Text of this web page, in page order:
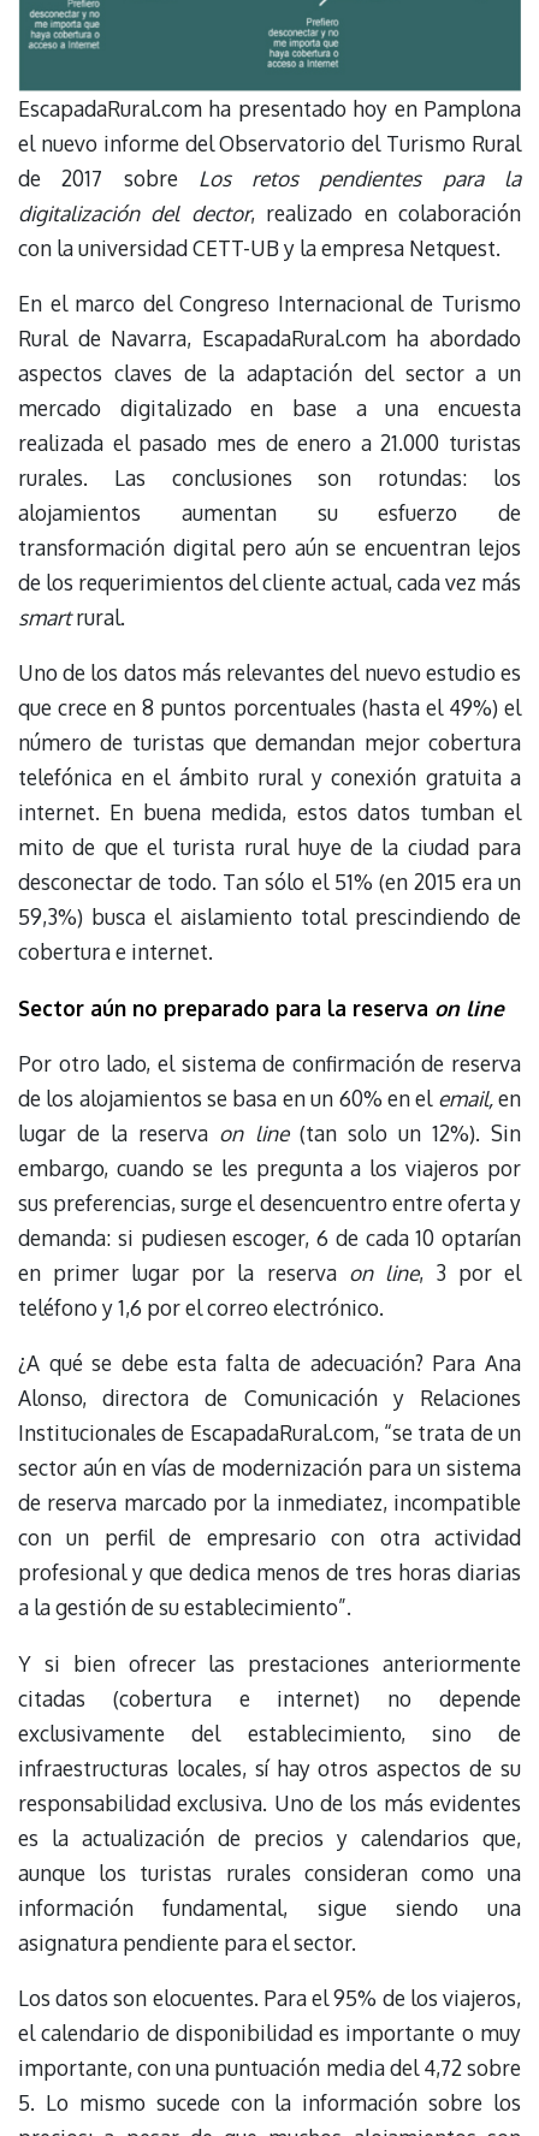
EscapadaRural.com ha presentado hoy en Pamplona
el nuevo informe del Observatorio del Turismo Rural
de 2017 sobre Los retos pendientes para la
digitalización del dector, realizado en colaboración
con la universidad CETT-UB y la empresa Netquest.
En el marco del Congreso Internacional de Turismo
Rural de Navarra, EscapadaRural.com ha abordado
aspectos claves de la adaptación del sector a un
mercado digitalizado en base a una encuesta
realizada el pasado mes de enero a 21.000 turistas
rurales. Las conclusiones son rotundas: los
alojamientos aumentan su esfuerzo de
transformación digital pero aún se encuentran lejos
de los requerimientos del cliente actual, cada vez más
smartrural.
Uno de los datos más relevantes del nuevo estudio es
que crece en 8 puntos porcentuales (hasta el 49%) el
número de turistas que demandan mejor cobertura
telefónica en el ámbito rural y conexión gratuita a
internet. En buena medida, estos datos tumban el
mito de que el turista rural huye de la ciudad para
desconectar de todo. Tan sólo el 51% (en 2015 era un
59,3%) busca el aislamiento total prescindiendo de
cobertura e internet.
Sector aún no preparado para la reserva on line
Por otro lado, el sistema de confirmación de reserva
de los alojamientos se basa en un 60% en el email,en
lugar de la reserva on line(tan solo un 12%). Sin
embargo, cuando se les pregunta a los viajeros por
sus preferencias, surge el desencuentro entre oferta y
demanda: si pudiesen escoger, 6 de cada 10 optarían
en primer lugar por la reserva on line, 3 por el
teléfono y 1,6 por el correo electrónico.
¿A qué se debe esta falta de adecuación? Para Ana
Alonso, directora de Comunicación y Relaciones
Institucionales de EscapadaRural.com, “se trata de un
sector aún en vías de modernización para un sistema
de reserva marcado por la inmediatez, incompatible
con un perfil de empresario con otra actividad
profesional y que dedica menos de tres horas diarias
a la gestión de su establecimiento”.
Y si bien ofrecer las prestaciones anteriormente
citadas (cobertura e internet) no depende
exclusivamente del establecimiento, sino de
infraestructuras locales, sí hay otros aspectos de su
responsabilidad exclusiva. Uno de los más evidentes
es la actualización de precios y calendarios que,
aunque los turistas rurales consideran como una
información fundamental, sigue siendo una
asignatura pendiente para el sector.
Los datos son elocuentes. Para el 95% de los viajeros,
el calendario de disponibilidad es importante o muy
importante, con una puntuación media del 4,72 sobre
5. Lo mismo sucede con la información sobre los